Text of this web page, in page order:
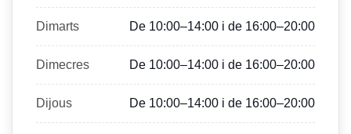
Dimarts De 10:00–14:00 i de 16:00–20:00
Dimecres De 10:00–14:00 i de 16:00–20:00
Dijous De 10:00–14:00 i de 16:00–20:00